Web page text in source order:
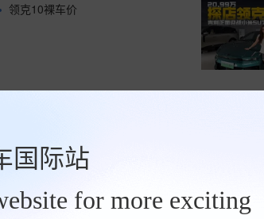
国际站
for more exciting
领克10裸车价